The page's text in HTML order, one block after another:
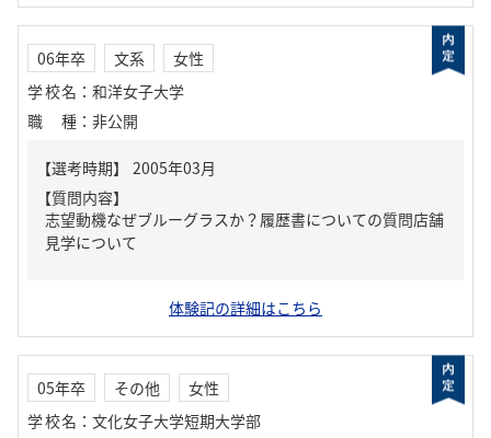
06年卒 文系
女性
学校名 ： 和洋女子大学
職種 ： 非公開
【質問内容】
志望動機なぜブルーグラスか？履歴書についての質問店舗
見学について
体験記の詳細はこちら
05年卒 その他
女性
学校名 ： 文化女子大学短期大学部